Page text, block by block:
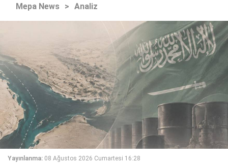
Mepa News > Analiz
Yayınlanma: 08 Ağustos 2026 Cumartesi 16:28